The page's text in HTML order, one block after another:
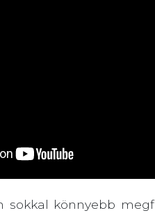
sokkal könnyebb